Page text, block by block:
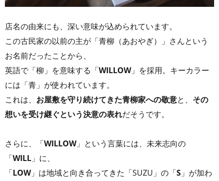
店名の由来にも、深い意味が込められています。
この古民家の以前の主が「青柳（あおやぎ）」さんという
お名前だったことから、
英語で「柳」を意味する「WILLOW」を採用。キーカラー
には「青」が使われています。
これは、 お屋敷を守り続けてきた青柳家への敬意と、 その
想いを受け継ぐという決意の表れだそうです。
さらに、「WILLOW」という言葉には、未来志向の
「WILL」に、
「LOW」は地域と向き合ってきた「SUZU」の「S」が加わ